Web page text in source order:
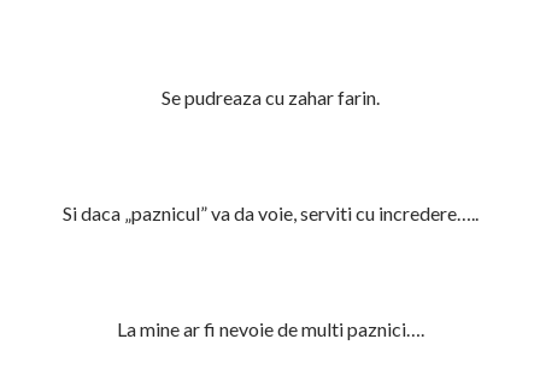
Se pudreaza cu zahar farin.
Si daca „paznicul” va da voie, serviti cu incredere…..
La mine ar fi nevoie de multi paznici….